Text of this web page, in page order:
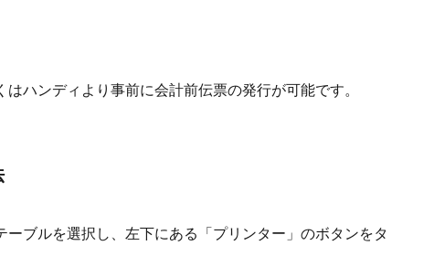
ハンディより事前に会計前伝票の発行が可能です。
ブルを選択し、左下にある「プリンター」のボタンをタ